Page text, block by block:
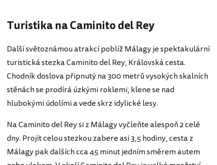
Turistika na Caminito del Rey
Další světoznámou atrakcí poblíž Málagy je spektakulární
turistická stezka Caminito del Rey, Královská cesta.
Chodník doslova připnutý na 300 metrů vysokých skalních
stěnách se prodírá úzkými roklemi, klene se nad
hlubokými údolími a vede skrz idylické lesy.
Na Caminito del Rey si z Málagy vyčleňte alespoň 2 celé
dny. Projít celou stezkou zabere asi 3,5 hodiny, cesta z
Málagy pak dalších cca 45 minut jedním směrem autem